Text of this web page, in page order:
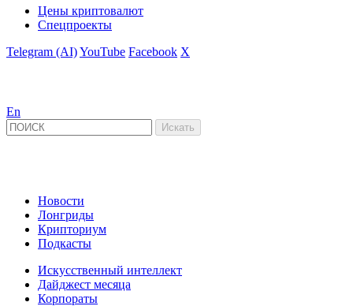
Цены криптовалют
Спецпроекты
Telegram (AI)YouTube Facebook X
En
Новости
Лонгриды
Крипториум
Подкасты
Искусственный интеллект
Дайджест месяца
Корпораты